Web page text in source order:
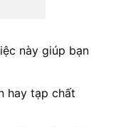
này giúp bạn
hay tạp chất